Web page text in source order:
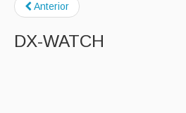
Anterior
DX-WATCH